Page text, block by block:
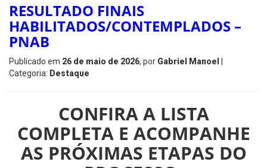
RESULTADO FINAIS
HABILITADOS/CONTEMPLADOS –
PNAB
Publicado em 26 de maio de 2026, por Gabriel Manoel
Categoria: Destaque
CONFIRA A LISTA
COMPLETA E ACOMPANHE
AS PRÓXIMAS ETAPAS DO